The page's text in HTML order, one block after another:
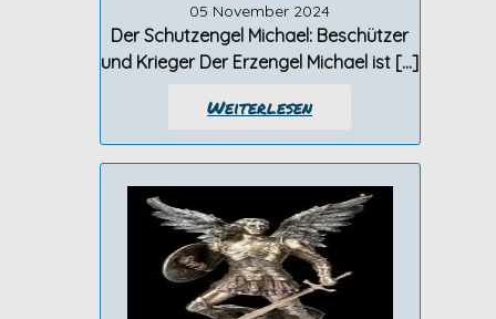
05 November 2024
Der Schutzengel Michael: Beschützer
und Krieger Der Erzengel Michael ist […]
Weiterlesen